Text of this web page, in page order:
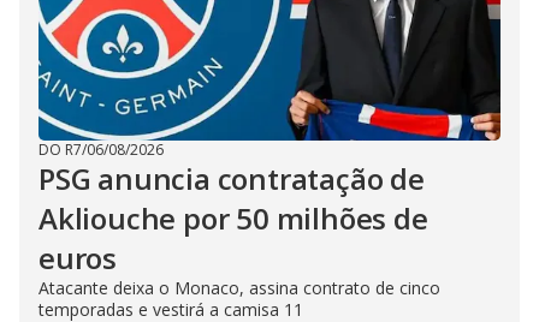
DO R7/06/08/2026
PSG anuncia contratação de
Akliouche por 50 milhões de
euros
Atacante deixa o Monaco, assina contrato de cinco
temporadas e vestirá a camisa 11